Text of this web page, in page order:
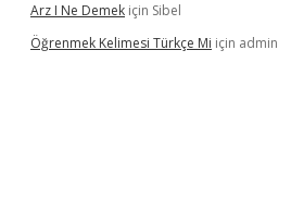
Arz I Ne Demek için Sibel
Öğrenmek Kelimesi Türkçe Mi için admin